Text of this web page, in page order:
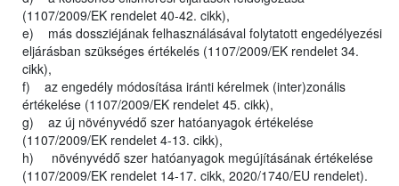
(1107/2009/EK rendelet 40-42. cikk),
e) más dossziéjának felhasználásával folytatott engedélyezési
eljárásban szükséges értékelés (1107/2009/EK rendelet 34.
cikk),
f) az engedély módosítása iránti kérelmek (inter)zonális
értékelése (1107/2009/EK rendelet 45. cikk),
g) az új növényvédő szer hatóanyagok értékelése
(1107/2009/EK rendelet 4-13. cikk),
h) növényvédő szer hatóanyagok megújításának értékelése
(1107/2009/EK rendelet 14-17. cikk, 2020/1740/EU rendelet).